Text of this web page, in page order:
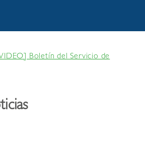
Boletín del Servicio de